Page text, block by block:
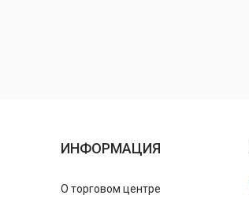
ИНФОРМАЦИЯ
О торговом центре